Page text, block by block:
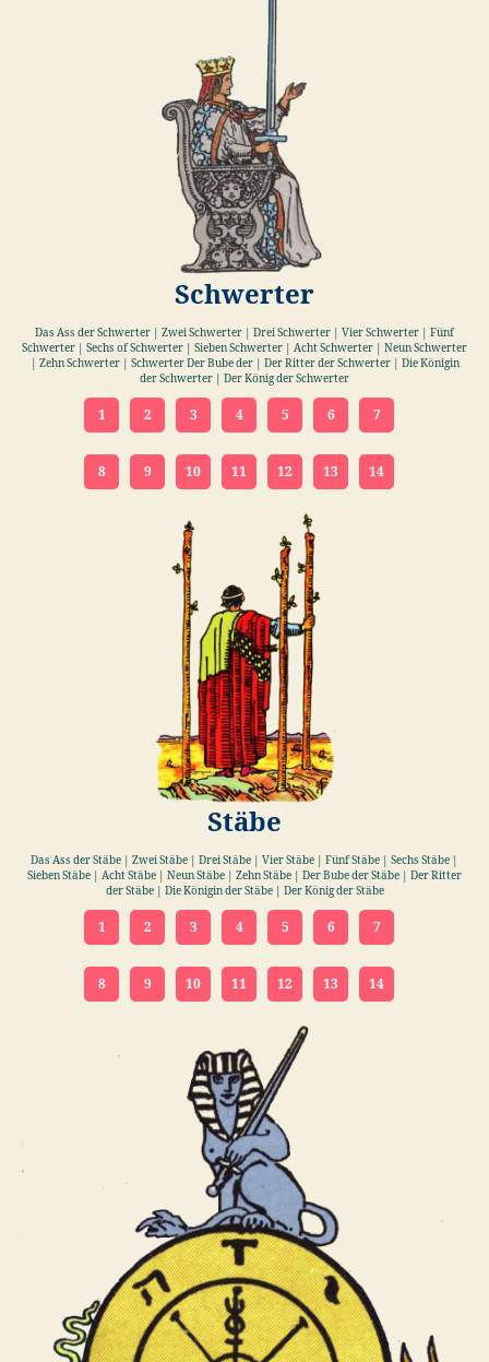
Schwerter
Das Ass der Schwerter | Zwei Schwerter | Drei Schwerter | Vier Schwerter | Fünf
Schwerter | Sechs of Schwerter | Sieben Schwerter | Acht Schwerter | Neun Schwerter
| Zehn Schwerter | Schwerter Der Bube der | Der Ritter der Schwerter | Die Königin
der Schwerter | Der König der Schwerter
1 2 3 4 5 6 7
8 9 10 11 12 13 14
Stäbe
Das Ass der Stäbe | Zwei Stäbe | Drei Stäbe | Vier Stäbe | Fünf Stäbe | Sechs Stäbe |
Sieben Stäbe | Acht Stäbe | Neun Stäbe | Zehn Stäbe | Der Bube der Stäbe | Der Ritter
der Stäbe | Die Königin der Stäbe | Der König der Stäbe
1 2 3 4 5 6 7
8 9 10 11 12 13 14